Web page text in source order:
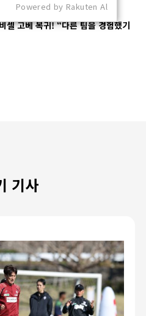
셀 고베 복귀! “다른 팀을 경험했기
기사
Powered by Rakuten Al